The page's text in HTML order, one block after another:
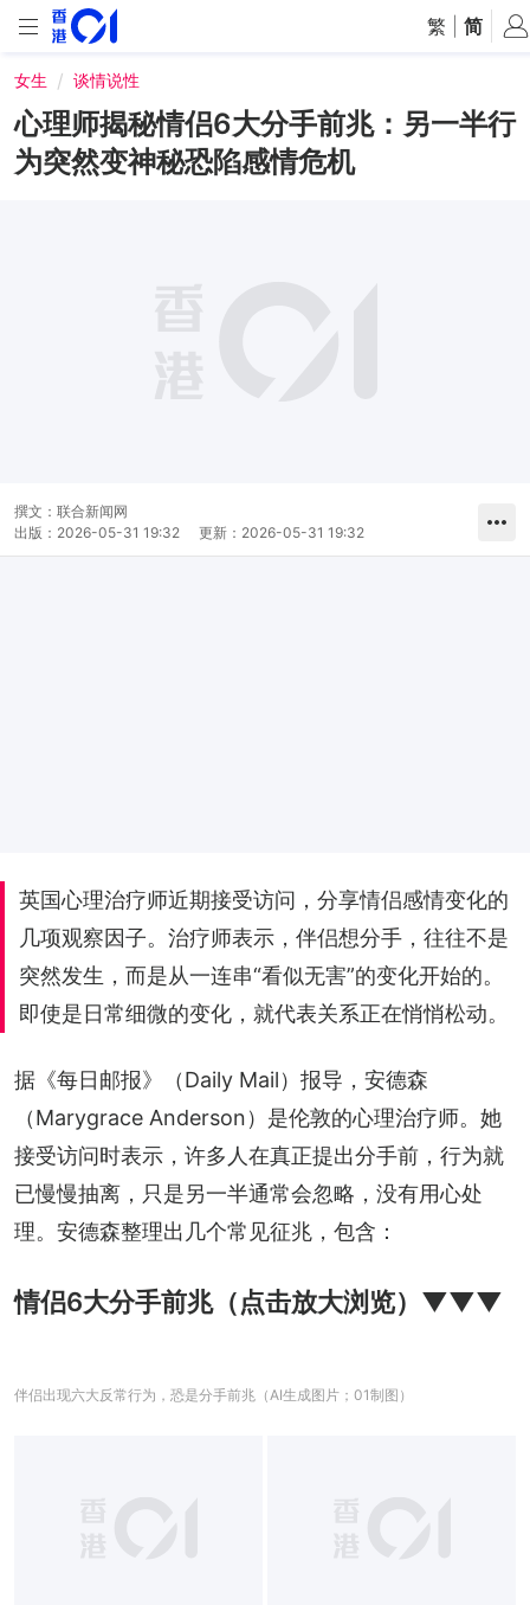
繁 简
女生 谈情说性
心理师揭秘情侣6大分手前兆：另一半行
为突然变神秘恐陷感情危机
撰文： 联合新闻网
出版： 2026-05-31 19:32 更新： 2026-05-31 19:32
英国心理治疗师近期接受访问，分享情侣感情变化的
几项观察因子。治疗师表示，伴侣想分手，往往不是
突然发生，而是从一连串“看似无害”的变化开始的。
即使是日常细微的变化，就代表关系正在悄悄松动。
据《每日邮报》（Daily Mail）报导，安德森
（Marygrace Anderson）是伦敦的心理治疗师。她
接受访问时表示，许多人在真正提出分手前，行为就
已慢慢抽离，只是另一半通常会忽略，没有用心处
理。安德森整理出几个常见征兆，包含：
情侣6大分手前兆（点击放大浏览）▼▼▼
伴侣出现六大反常行为，恐是分手前兆（AI生成图片；01制图）